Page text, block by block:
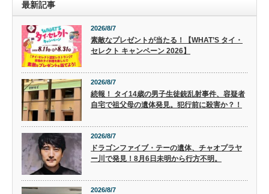
最新記事
2026/8/7
素敵なプレゼントが当たる！【WHAT’S タイ・
セレクト キャンペーン 2026】
2026/8/7
続報！ タイ14歳の男子生徒銃乱射事件、容疑者
自宅で祖父母の遺体発見。犯行前に殺害か？！
2026/8/7
ドラゴンファイブ・テーの遺体、チャオプラヤ
ー川で発見！8月6日未明から行方不明。
2026/8/7